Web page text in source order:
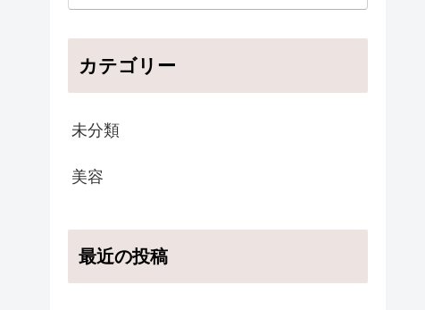
カテゴリー
未分類
美容
最近の投稿